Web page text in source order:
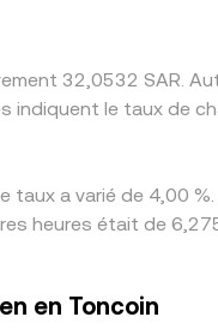
32,0532 SAR.
a varié de 4,00
heures était de
en Toncoin